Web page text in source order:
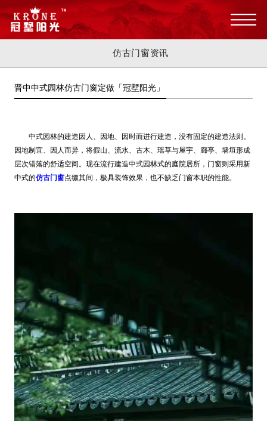
仿古门窗资讯
晋中中式园林仿古门窗定做「冠墅阳光」
中式园林的建造因人、因地、因时而进行建造，没有固定的建造法则。
因地制宜、因人而异，将假山、流水、古木、瑶草与屋宇、廊亭、墙垣形成
层次错落的舒适空间。现在流行建造中式园林式的庭院居所，门窗则采用新
中式的仿古门窗点缀其间，极具装饰效果，也不缺乏门窗本职的性能。